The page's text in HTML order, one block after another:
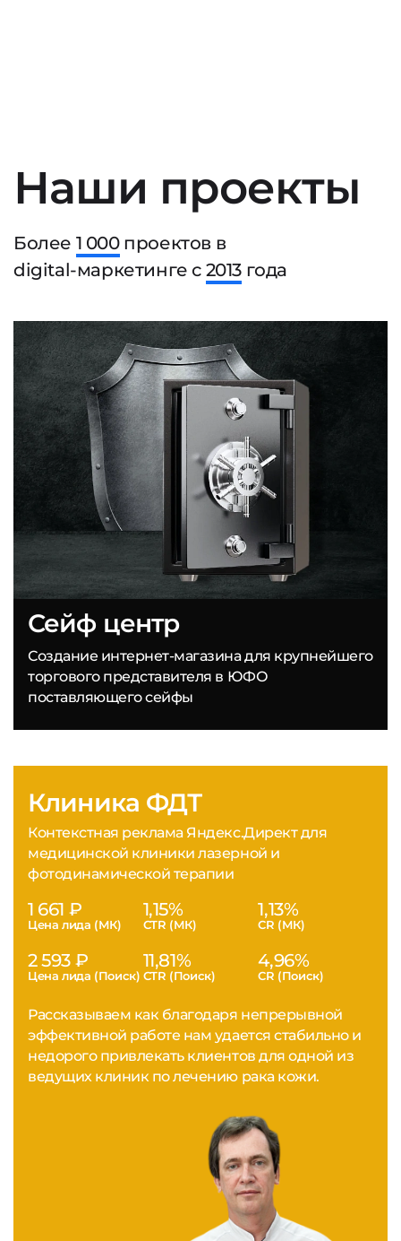
Наши проекты
Более 1 000проектов в
digital-маркетинге с 2013 года
Сейф центр
Создание интернет-магазина для крупнейшего
торгового представителя в ЮФО
поставляющего сейфы
Клиника ФДТ
Контекстная реклама Яндекс.Директ для
медицинской клиники лазерной и
фотодинамической терапии
1 661 ₽
Цена лида (МК)
1,15%
CTR (МК)
1,13%
CR (МК)
2 593 ₽
Цена лида (Поиск)
11,81%
CTR (Поиск)
4,96%
CR (Поиск)
Рассказываем как благодаря непрерывной
эффективной работе нам удается стабильно и
недорого привлекать клиентов для одной из
ведущих клиник по лечению рака кожи.